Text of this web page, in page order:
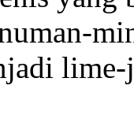
lime-